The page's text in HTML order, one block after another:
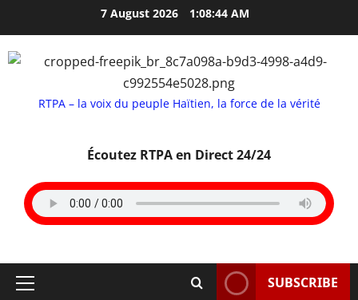
to
content
7 August 2026 1:08:45 AM
RTPA – la voix du peuple Haïtien, la force de la vérité
Écoutez RTPA en Direct 24/24
Primary
SUBSCRIBE